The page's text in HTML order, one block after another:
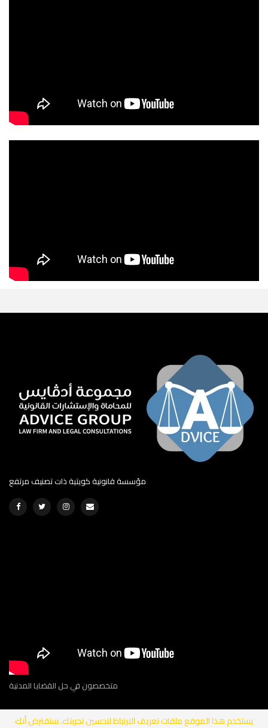
مؤسسة قانونية كويتية ذات تصنيف مرتفع
متخصصون في حل القضايا المدنية
يستخدم هذا الموقع ملفات تعريف الارتباط لتحسين تجربتك. سنفترض أنك